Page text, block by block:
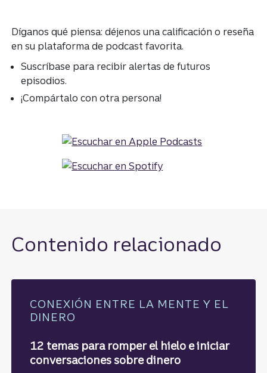
Díganos qué piensa: déjenos una calificación o reseña
en su plataforma de podcast favorita.
Suscríbase para recibir alertas de futuros
episodios.
¡Compártalo con otra persona!
Contenido relacionado​​​​​​​
CONEXIÓN ENTRE LA MENTE Y EL
DINERO
12 temas para romper el hielo e iniciar
conversaciones sobre dinero